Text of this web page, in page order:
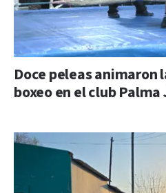
Doce peleas animaron
boxeo en el club